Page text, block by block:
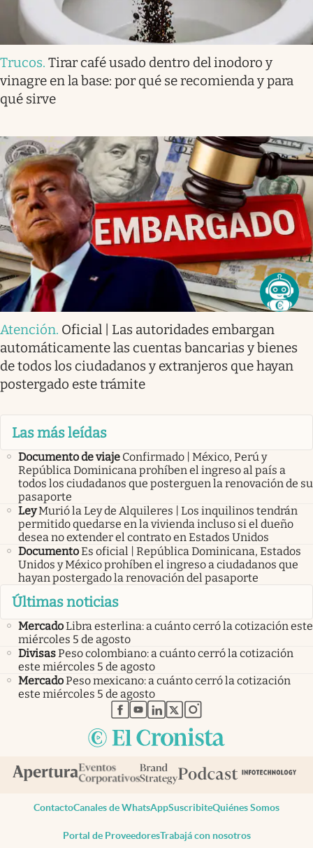
Trucos. Tirar café usado dentro del inodoro y
vinagre en la base: por qué se recomienda y para
qué sirve
Atención. Oficial | Las autoridades embargan
automáticamente las cuentas bancarias y bienes
de todos los ciudadanos y extranjeros que hayan
postergado este trámite
Las más leídas
Documento de viaje Confirmado | México, Perú y
República Dominicana prohíben el ingreso al país a
todos los ciudadanos que posterguen la renovación de su
pasaporte
LeyMurió la Ley de Alquileres | Los inquilinos tendrán
permitido quedarse en la vivienda incluso si el dueño
desea no extender el contrato en Estados Unidos
DocumentoEs oficial | República Dominicana, Estados
Unidos y México prohíben el ingreso a ciudadanos que
hayan postergado la renovación del pasaporte
Últimas noticias
MercadoLibra esterlina: a cuánto cerró la cotización este
miércoles 5 de agosto
DivisasPeso colombiano: a cuánto cerró la cotización
este miércoles 5 de agosto
MercadoPeso mexicano: a cuánto cerró la cotización
este miércoles 5 de agosto
abre en nueva pestaña
abre en nueva pestaña
abre en nueva pestaña
abre en nueva pestaña
abre en nueva pestaña
ContactoCanales de WhatsAppSuscribiteQuiénes Somos
Portal de ProveedoresTrabajá con nosotros